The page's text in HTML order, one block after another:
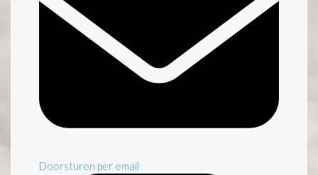
Doorsturen per email